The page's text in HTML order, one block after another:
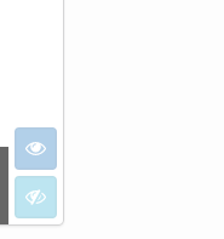
I want to see
I don't want to see